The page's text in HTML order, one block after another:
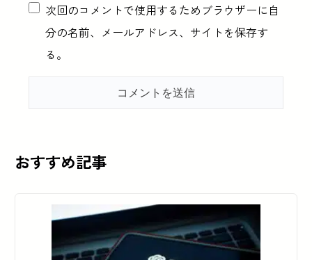
次回のコメントで使用するためブラウザーに自
分の名前、メールアドレス、サイトを保存す
る。
おすすめ記事